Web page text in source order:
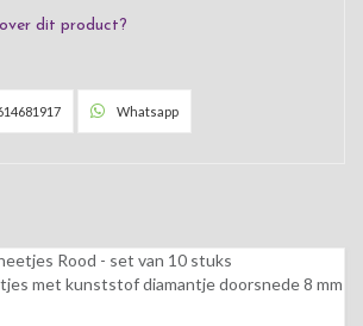
dit product?
Whatsapp
Rood - set van 10 stuks
met kunststof diamantje doorsnede 8 mm